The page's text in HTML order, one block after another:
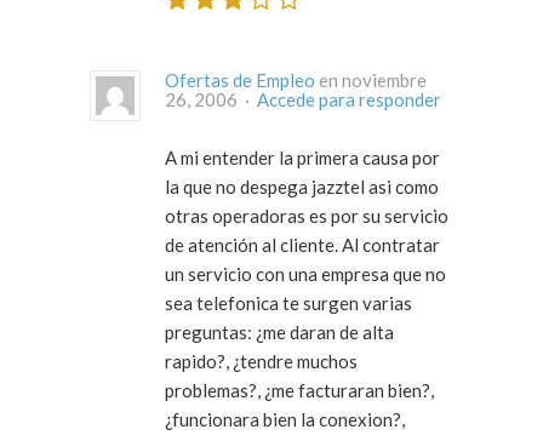
Ofertas de Empleo en noviembre
26, 2006 · Accede para responder
A mi entender la primera causa por
la que no despega jazztel asi como
otras operadoras es por su servicio
de atención al cliente. Al contratar
un servicio con una empresa que no
sea telefonica te surgen varias
preguntas: ¿me daran de alta
rapido?, ¿tendre muchos
problemas?, ¿me facturaran bien?,
¿funcionara bien la conexion?,